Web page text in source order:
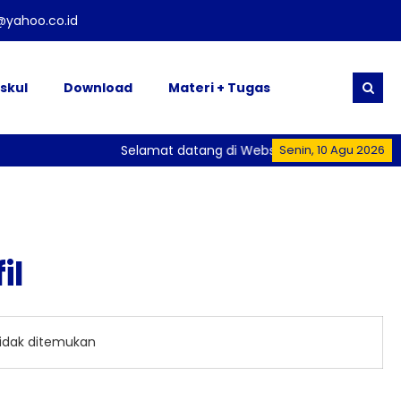
Download Materi + Tugas
Senin, 10 Agu 2026
Selamat datang di Website Resmi SMK
ditemukan